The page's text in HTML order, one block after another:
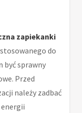
zapiekanki
do
być sprawny
Przed
należy zadbać